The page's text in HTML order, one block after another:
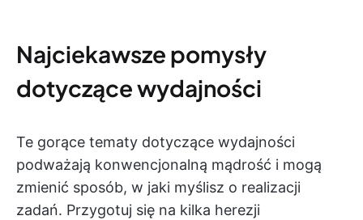
Najciekawsze pomysły
dotyczące wydajności
Te gorące tematy dotyczące wydajności
podważają konwencjonalną mądrość i mogą
zmienić sposób, w jaki myślisz o realizacji
zadań. Przygotuj się na kilka herezji